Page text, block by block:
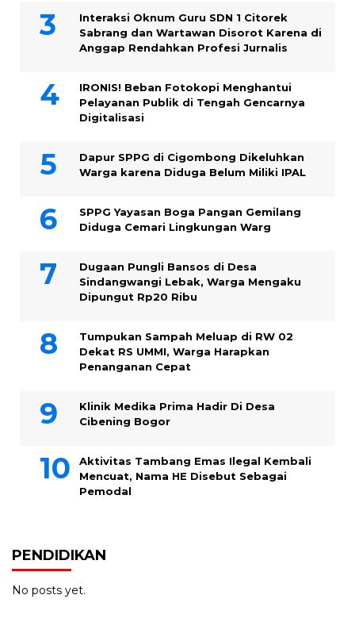
Interaksi Oknum Guru SDN 1 Citorek
Sabrang dan Wartawan Disorot Karena di
Anggap Rendahkan Profesi Jurnalis
IRONIS! Beban Fotokopi Menghantui
Pelayanan Publik di Tengah Gencarnya
Digitalisasi
Dapur SPPG di Cigombong Dikeluhkan
Warga karena Diduga Belum Miliki IPAL
SPPG Yayasan Boga Pangan Gemilang
Diduga Cemari Lingkungan Warg
Dugaan Pungli Bansos di Desa
Sindangwangi Lebak, Warga Mengaku
Dipungut Rp20 Ribu
Tumpukan Sampah Meluap di RW 02
Dekat RS UMMI, Warga Harapkan
Penanganan Cepat
Klinik Medika Prima Hadir Di Desa
Cibening Bogor
Aktivitas Tambang Emas Ilegal Kembali
Mencuat, Nama HE Disebut Sebagai
Pemodal
PENDIDIKAN
No posts yet.